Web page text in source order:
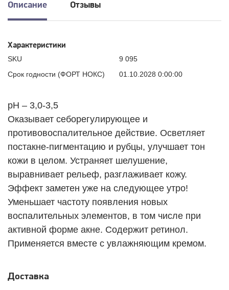
Описание Отзывы
Характеристики
SKU
9 095
Срок годности (ФОРТ НОКС)
01.10.2028 0:00:00
pH – 3,0-3,5
Оказывает себорегулирующее и
противовоспалительное действие. Осветляет
постакне-пигментацию и рубцы, улучшает тон
кожи в целом. Устраняет шелушение,
выравнивает рельеф, разглаживает кожу.
Эффект заметен уже на следующее утро!
Уменьшает частоту появления новых
воспалительных элементов, в том числе при
активной форме акне. Содержит ретинол.
Применяется вместе с увлажняющим кремом.
Доставка